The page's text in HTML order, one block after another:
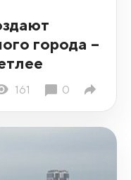
города –
161 0